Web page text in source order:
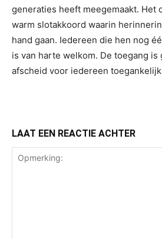
generaties heeft meegemaakt. Het
warm slotakkoord waarin
hand gaan. Iedereen die hen nog
is van harte welkom. De toegang is
afscheid voor iedereen
LAAT EEN REACTIE ACHTER